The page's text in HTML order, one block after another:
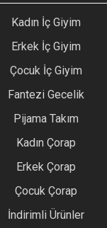
Kadın İç Giyim
Erkek İç Giyim
Çocuk İç Giyim
Fantezi Gecelik
Pijama Takım
Kadın Çorap
Erkek Çorap
Çocuk Çorap
İndirimli Ürünler